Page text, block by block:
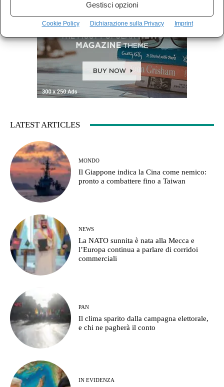
Gestisci opzioni
Cookie Policy Dichiarazione sulla Privacy Imprint
LATEST ARTICLES
MONDO
Il Giappone indica la Cina come nemico:
pronto a combattere fino a Taiwan
NEWS
La NATO sunnita è nata alla Mecca e
l’Europa continua a parlare di corridoi
commerciali
PAN
Il clima sparito dalla campagna elettorale,
e chi ne pagherà il conto
IN EVIDENZA